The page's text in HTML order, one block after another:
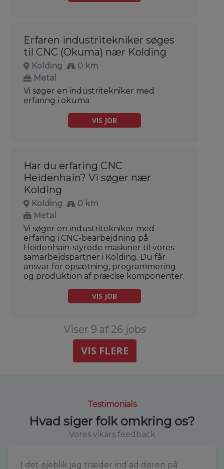
Erfaren industritekniker søges
til CNC (Okuma) nær Kolding
Kolding
0 km
Metal
Vi søger en industritekniker med
erfaring i okuma
VIS JOB
Har du erfaring CNC
Heidenhain? Vi søger nær
Kolding
Kolding
0 km
Metal
Vi søger en industritekniker med
erfaring i CNC-bearbejdning på
Heidenhain-styrede maskiner til vores
samarbejdspartner i Kolding. Du får
ansvar for opsætning, programmering
og produktion af præcise komponenter.
VIS JOB
Viser 9 af 26 jobs
VIS FLERE
Testimonials
Hvad siger folk omkring os?
Vores vikars feedback
I det øjeblik jeg træder ind ad døren på